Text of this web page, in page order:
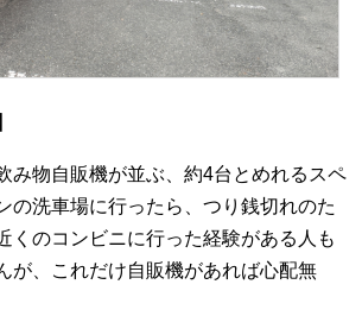
み物自販機が並ぶ、約4台とめれるスペ
の洗車場に行ったら、つり銭切れのた
くのコンビニに行った経験がある人も
が、これだけ自販機があれば心配無